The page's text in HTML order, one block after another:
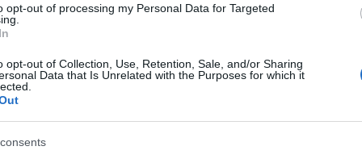
opt-out of processing my Personal Data for Targeted
opt-out of Collection, Use, Retention, Sale, and/or Sharing
Data that Is Unrelated with the Purposes for which it